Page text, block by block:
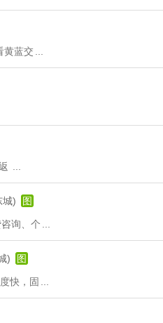
黄蓝交
城) 图
询、个
) 图
快，固